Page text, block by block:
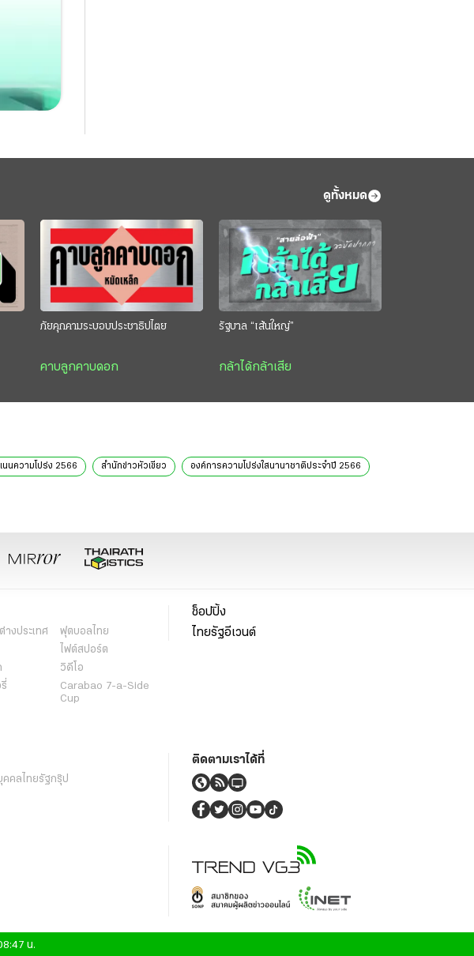
ดูทั้งหมด
ภัยคุกคามระบอบประชาธิปไตย
คาบลูกคาบดอก
รัฐบาล “เส้นใหญ่”
กล้าได้กล้าเสีย
นนความโปร่ง 2566 สำนักข่าวหัวเขียว องค์การความโปร่งใสนานาชาติประจำปี 2566
งประเทศ
ฟุตบอลไทย
ไฟต์สปอร์ต
วิดีโอ
Carabao 7-a-Side
Cup
ช็อปปิ้ง
ไทยรัฐอีเวนต์
คลไทยรัฐกรุ๊ป
ติดตามเราได้ที่
น.